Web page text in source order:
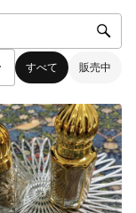
すべて 販売中